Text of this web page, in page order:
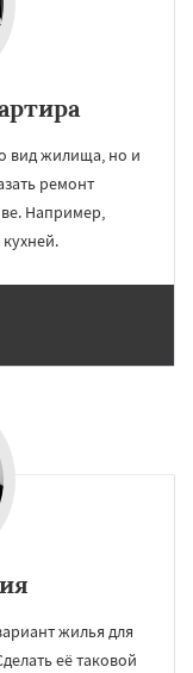
вид жилища, но и
ремонт
Например,
жилья для
её таковой